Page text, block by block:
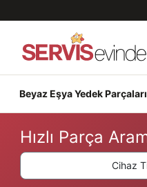
Beyaz Eşya Yedek Parçaları
Hızlı Parça
Cihaz